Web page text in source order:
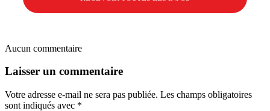
Aucun commentaire
Laisser un commentaire
Votre adresse e-mail ne sera pas publiée. Les champs obligatoires
sont indiqués avec *